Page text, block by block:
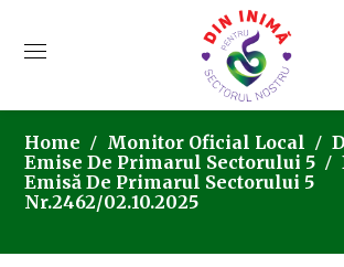
Home Monitor Oficial Local
Emise De Primarul Sectorului 5
Emisă De Primarul Sectorului 5
Nr.2462/02.10.2025